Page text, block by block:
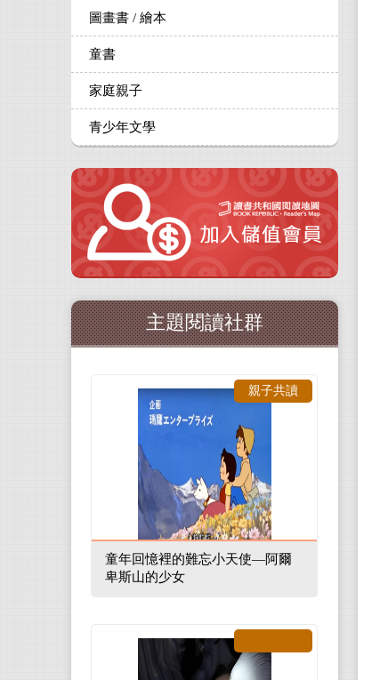
圖畫書 / 繪本
童書
家庭親子
青少年文學
主題閱讀社群
童年回憶裡的難忘小天使—阿爾
卑斯山的少女
親子共讀